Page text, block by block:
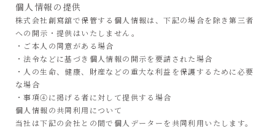
個人情報の提供
株式会社創寫舘で保管する個人情報は、下記の場合を除き第三者
への開示・提供はいたしません。
・ご本人の同意がある場合
・法令などに基づき個人情報の開示を要請された場合
・人の生命、健康、財産などの重大な利益を保護するために必要
な場合
・事項④に掲げる者に対して提供する場合
個人情報の共同利用について
当社は下記の会社との間で個人データーを共同利用いたします。